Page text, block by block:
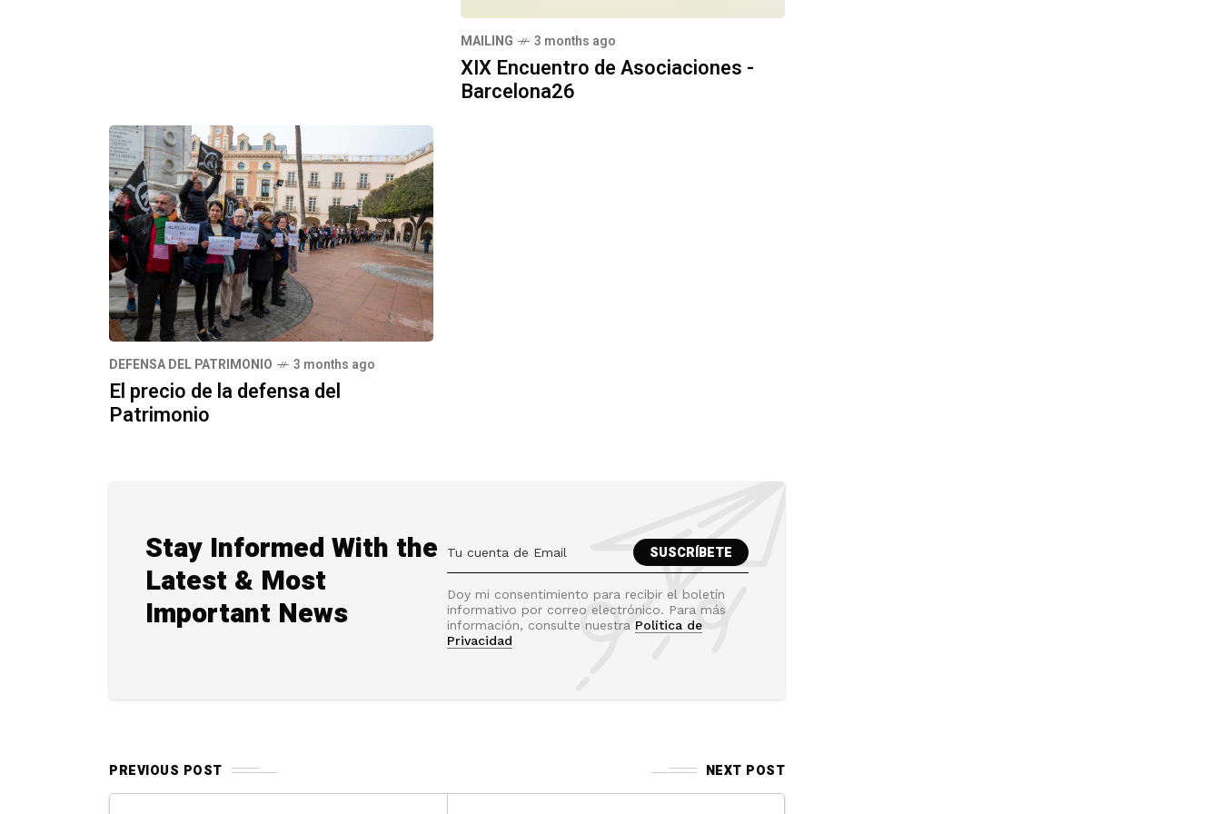
MAILING 3 months ago
XIX Encuentro de Asociaciones -
Barcelona26
DEFENSA DEL PATRIMONIO 3 months ago
El precio de la defensa del
Patrimonio
Stay Informed With the
Latest & Most
Important News
Doy mi consentimiento para recibir el boletín
informativo por correo electrónico. Para más
información, consulte nuestra Política de
Privacidad
PREVIOUS POST NEXT POST